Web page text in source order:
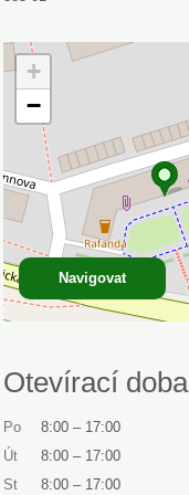
+
−
Navigovat
Otevírací doba
Po 8:00 – 17:00
Út
8:00 – 17:00
St
8:00 – 17:00